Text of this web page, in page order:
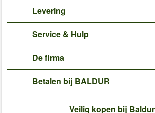
Levering
Service & Hulp
De firma
Betalen bij BALDUR
Veilig kopen bij Baldur